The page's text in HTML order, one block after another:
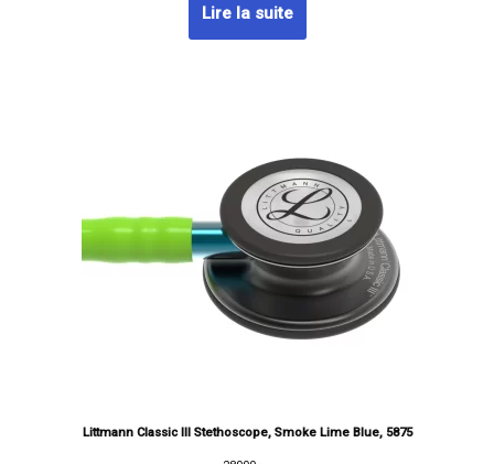
Lire la suite
Littmann Classic III Stethoscope, Smoke Lime Blue, 5875